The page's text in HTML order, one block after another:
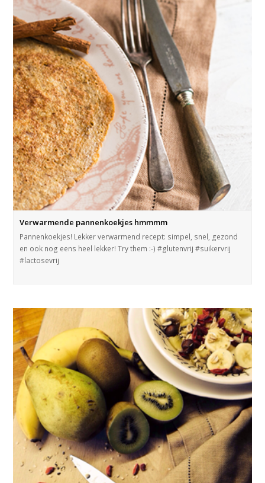
Verwarmende pannenkoekjes hmmmm
Pannenkoekjes! Lekker verwarmend recept: simpel, snel, gezond
en ook nog eens heel lekker! Try them :-) #glutenvrij #suikervrij
#lactosevrij